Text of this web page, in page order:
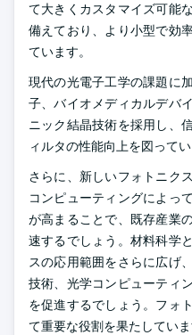
て大きくカスタマイズ可能
備えており、より小型で効
ています。
現代の光電子工学の課題に
子、バイオメディカルデバ
ニック結晶技術を採用し、
ィルタの性能向上を図ってい
さらに、新しいフォトニク
コンピューティングによっ
が高まることで、既存産業
速するでしょう。材料科学
スの応用範囲をさらに広げ
技術、光学コンピューティ
を促進するでしょう。フォ
て重要な役割を果たしていま